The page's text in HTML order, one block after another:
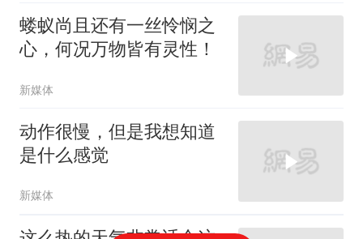
蝼蚁尚且还有一丝怜悯之
心，何况万物皆有灵性！
新媒体
动作很慢，但是我想知道
是什么感觉
新媒体